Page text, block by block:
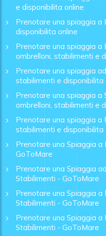
e disponibilita online
Prenotare una spiaggia a
disponibilita online
Prenotare una spiaggia a
ombrelloni, stabilimenti e
Prenotare una spiaggia
stabilimenti e disponibilita
Prenotare una spiaggia a
ombrelloni, stabilimenti e
Prenotare una spiaggia a
stabilimenti e disponibilita
Prenotare una Spiaggia a
GoToMare
Prenotare una Spiaggia
Stabilimenti - GoToMare
Prenotare una Spiaggia a
Stabilimenti - GoToMare
Prenotare una Spiaggia a
Stabilimenti - GoToMare